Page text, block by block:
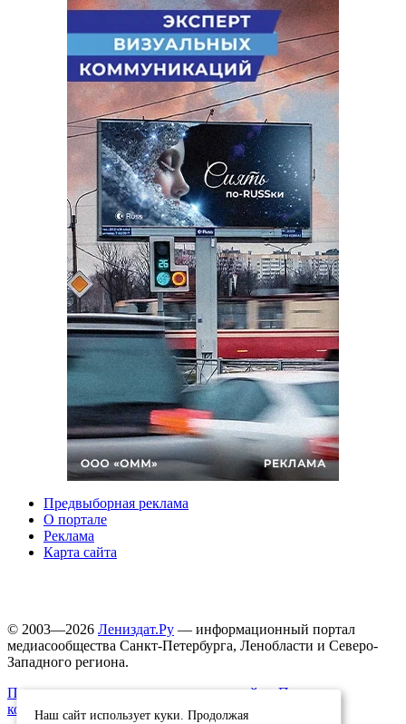
Предвыборная реклама
О портале
Реклама
Карта сайта
© 2003—2026 Лениздат.Ру — информационный портал
медиасообщества Санкт-Петербурга, Ленобласти и Северо-
Западного региона.
Правила использования содержания сайта.
Политика
конфиденциальности.
Наш сайт использует куки. Продолжая